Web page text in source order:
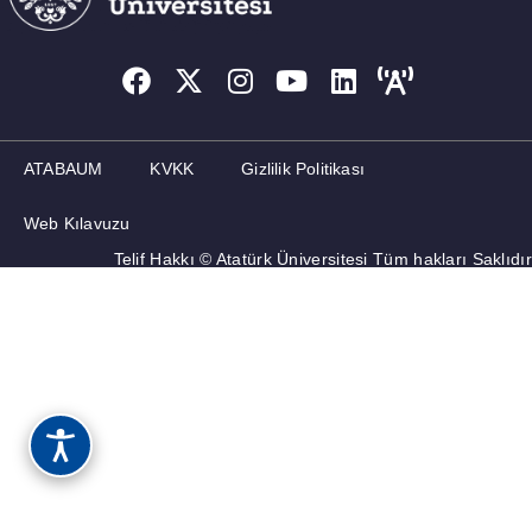
ATABAUM KVKK Gizlilik Politikası
Web Kılavuzu
Telif Hakkı © Atatürk Üniversitesi Tüm hakları Saklıdır